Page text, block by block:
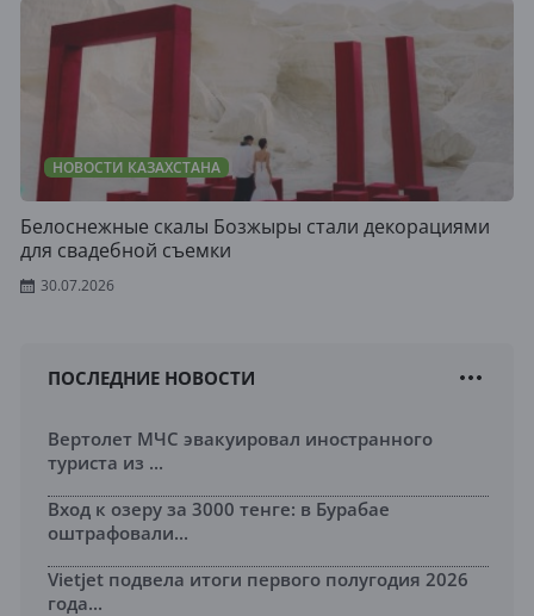
НОВОСТИ КАЗАХСТАНА
Белоснежные скалы Бозжыры стали декорациями
для свадебной съемки
30.07.2026
ПОСЛЕДНИЕ НОВОСТИ
Вертолет МЧС эвакуировал иностранного
туриста из ...
Вход к озеру за 3000 тенге: в Бурабае
оштрафовали...
Vietjet подвела итоги первого полугодия 2026
года...